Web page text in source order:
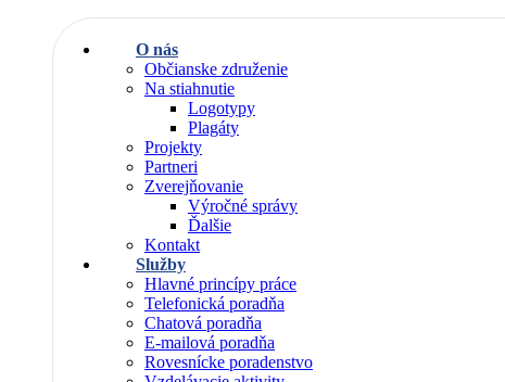
O nás
Občianske združenie
Na stiahnutie
Logotypy
Plagáty
Projekty
Partneri
Zverejňovanie
Výročné správy
Ďalšie
Kontakt
Služby
Hlavné princípy práce
Telefonická poradňa
Chatová poradňa
E-mailová poradňa
Rovesnícke poradenstvo